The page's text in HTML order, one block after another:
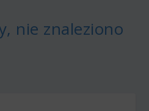
nie znaleziono